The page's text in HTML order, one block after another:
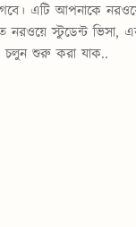
এটি আপনাকে
স্টুডেন্ট ভিসা,
চলুন শুরু করা যাক..